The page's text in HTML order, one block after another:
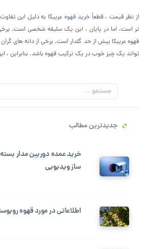
از نظر قیمت ، قطعاً خرید قهوه عربیکا به دلیل این
تر است. اما در پایان ، این یک سلیقه شخصی است. برخی
قهوه عربیکا بیش از حد گلدار است. برخی از دانه های
تواند یک چیز خوب در یک ترکیب قهوه باشد. بنابراین ،
جستجو
جدیدترین مطالب
خرید عمده دوربین مدار
ساز ویدیویی
اطلاعاتی در مورد قهوه